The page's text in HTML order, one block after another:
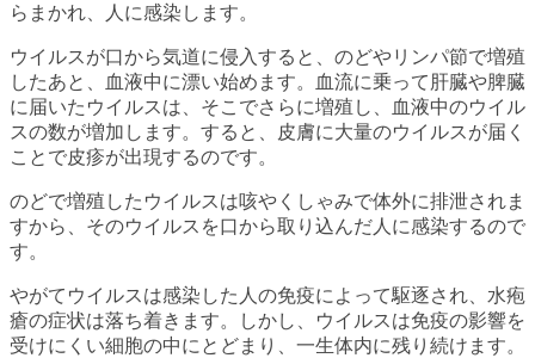
らまかれ、人に感染します。
ウイルスが口から気道に侵入すると、のどやリンパ節で増殖
したあと、血液中に漂い始めます。血流に乗って肝臓や脾臓
に届いたウイルスは、そこでさらに増殖し、血液中のウイル
スの数が増加します。すると、皮膚に大量のウイルスが届く
ことで皮疹が出現するのです。
のどで増殖したウイルスは咳やくしゃみで体外に排泄されま
すから、そのウイルスを口から取り込んだ人に感染するので
す。
やがてウイルスは感染した人の免疫によって駆逐され、水疱
瘡の症状は落ち着きます。しかし、ウイルスは免疫の影響を
受けにくい細胞の中にとどまり、一生体内に残り続けます。